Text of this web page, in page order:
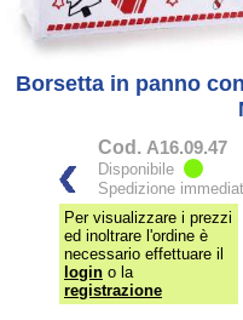
Borsetta in panno
Cod. A16.09.47
Disponibile
Spedizione
Per visualizzare i prezzi
ed inoltrare l'ordine è
necessario effettuare il
login o la
registrazione